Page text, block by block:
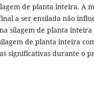
de planta inteira. A
a ser ensilada não
silagem de planta
de planta inteira
significativas durante o